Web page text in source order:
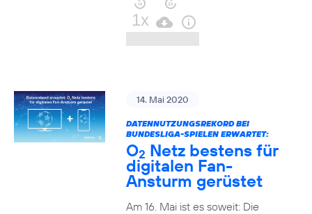
14. Mai 2020
DATENNUTZUNGSREKORD BEI
BUNDESLIGA-SPIELEN ERWARTET:
O2 Netz bestens für
digitalen Fan-
Ansturm gerüstet
Am 16. Mai ist es soweit: Die